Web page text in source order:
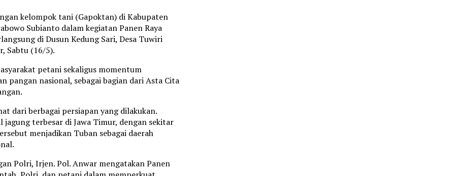
kelompok tani (Gapoktan) di Kabupaten
Subianto dalam kegiatan Panen Raya
di Dusun Kedung Sari, Desa Tuwiri
Sabtu (16/5).
petani sekaligus momentum
pangan nasional, sebagai bagian dari Asta Cita
dari berbagai persiapan yang dilakukan.
terbesar di Jawa Timur, dengan sekitar
menjadikan Tuban sebagai daerah
Polri, Irjen. Pol. Anwar mengatakan Panen